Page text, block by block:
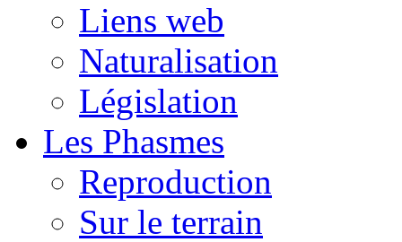
Liens web
Naturalisation
Législation
Les Phasmes
Reproduction
Sur le terrain